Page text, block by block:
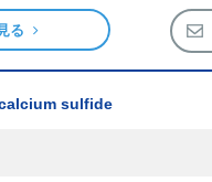
る
sulfide